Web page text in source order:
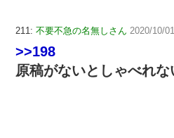
211: 不要不急の名無しさん 2020/10/
>>198
原稿がないとしゃべれ